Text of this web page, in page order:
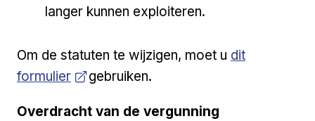
langer kunnen exploiteren.
Om de statuten te wijzigen, moet u Open a new
dit
formulier
gebruiken.
Overdracht van de vergunning